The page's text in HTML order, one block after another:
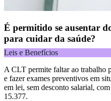
É permitido se ausentar
para cuidar da saúde?
Leis e Benefícios
A CLT permite faltar ao trabalho
e fazer exames preventivos em
em lei, sem desconto salarial,
15.377.